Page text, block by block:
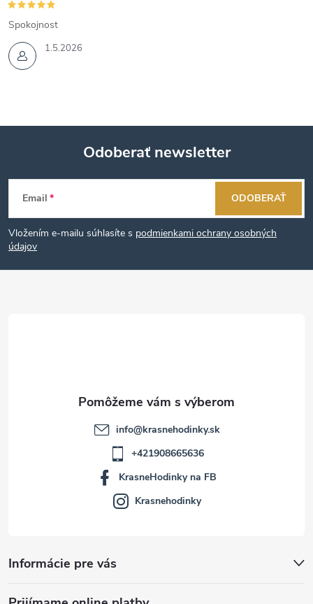
1.5.2026
Spokojnost
Z
á
p
Odoberať newsletter
Email
Vložením e-mailu súhlasíte s podmienkami ochrany osobných
údajov
ODOBERAŤ
Informácie pre vás
info@krasnehodinky.sk
+421908665636
KrasneHodinky na FB
Krasnehodinky